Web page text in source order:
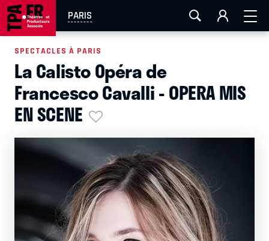
PARIS
AIX-MARSEILLE LA ROCHELLE
EN TOURNÉE
SPECTACLES À PARIS
La Calisto Opéra de
Francesco Cavalli - OPERA MIS
EN SCENE